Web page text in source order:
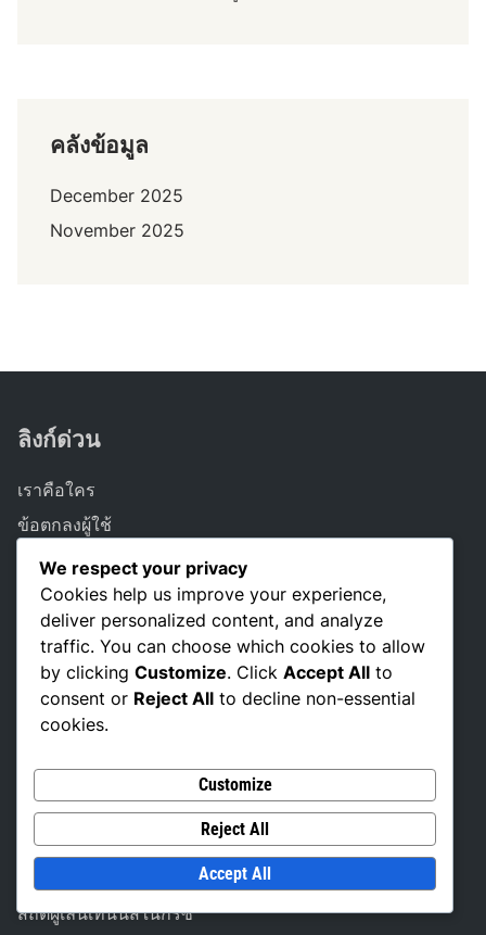
คลังข้อมูล
December 2025
November 2025
ลิงก์ด่วน
เราคือใคร
ข้อตกลงผู้ใช้
ติดต่อเรา
นโยบายการคุ้มครองข้อมูล
นโยบายคุกกี้
LANGUAGE
หมวดหมู่
สถิติผู้เล่นเทนนิสชาวฮังการี
สถิติผู้เล่นเทนนิสในกรีซ
We respect your privacy
Cookies help us improve your experience,
deliver personalized content, and analyze
traffic. You can choose which cookies to allow
by clicking Customize. Click Accept All to
consent or Reject All to decline non-essential
cookies.
Customize
Reject All
Accept All